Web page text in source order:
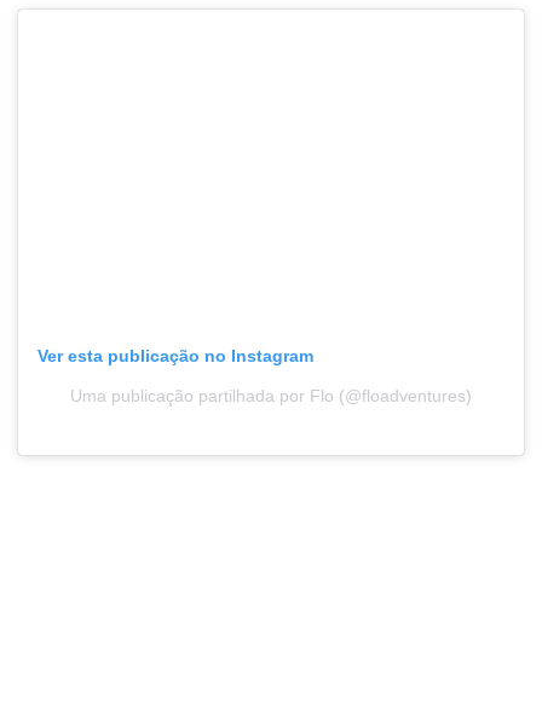
Ver esta publicação no Instagram
Uma publicação partilhada por Flo (@floadventures)